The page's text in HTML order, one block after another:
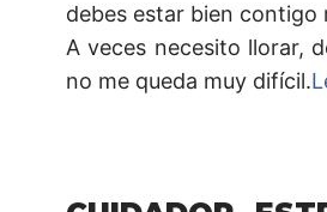
debes estar bien contigo
A veces necesito llorar,
no me queda muy difícil.